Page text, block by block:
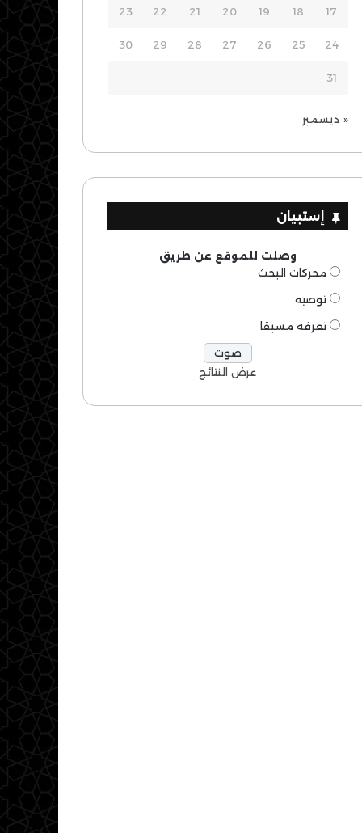
أهم أسباب
17
18
19
20
21
22
23
24
25
26
27
28
29
30
31
« ديسمبر
إستبيان
وصلت للموقع عن طريق
محركات البحث
توصيه
تعرفه مسبقا
عرض النتائج